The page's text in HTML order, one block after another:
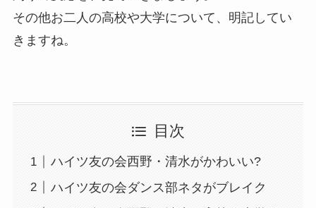
その他お二人の高校や大学について、明記してい
きますね。
目次
ハイツ友の会西野・清水がかわいい?
ハイツ友の会ダンス部ネタがブレイク